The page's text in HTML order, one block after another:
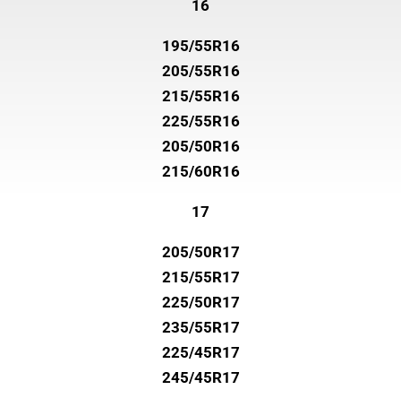
16
195/55R16
205/55R16
215/55R16
225/55R16
205/50R16
215/60R16
17
205/50R17
215/55R17
225/50R17
235/55R17
225/45R17
245/45R17